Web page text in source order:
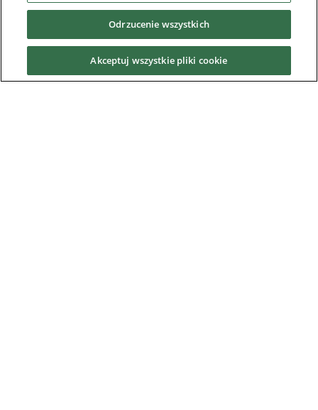
News & Events
Odrzucenie wszystkich
Akceptuj wszystkie pliki cookie